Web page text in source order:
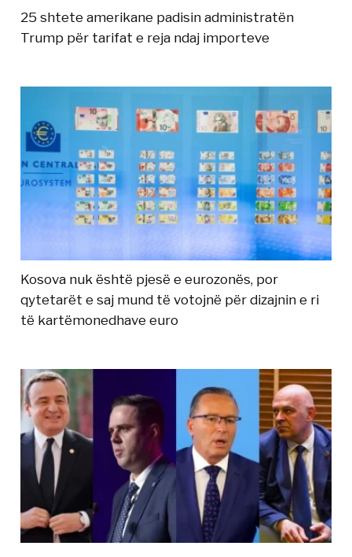
25 shtete amerikane padisin administratën
Trump për tarifat e reja ndaj importeve
Kosova nuk është pjesë e eurozonës, por
qytetarët e saj mund të votojnë për dizajnin e ri
të kartëmonedhave euro